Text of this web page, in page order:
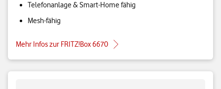
Telefonanlage & Smart-Home fähig
Mesh-fähig
Mehr Infos zur FRITZ!Box 6670